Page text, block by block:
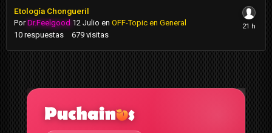
Etología Chongueril
PorDr.Feelgood 12 Julio en OFF-Topic en General
10 respuestas 679 visitas